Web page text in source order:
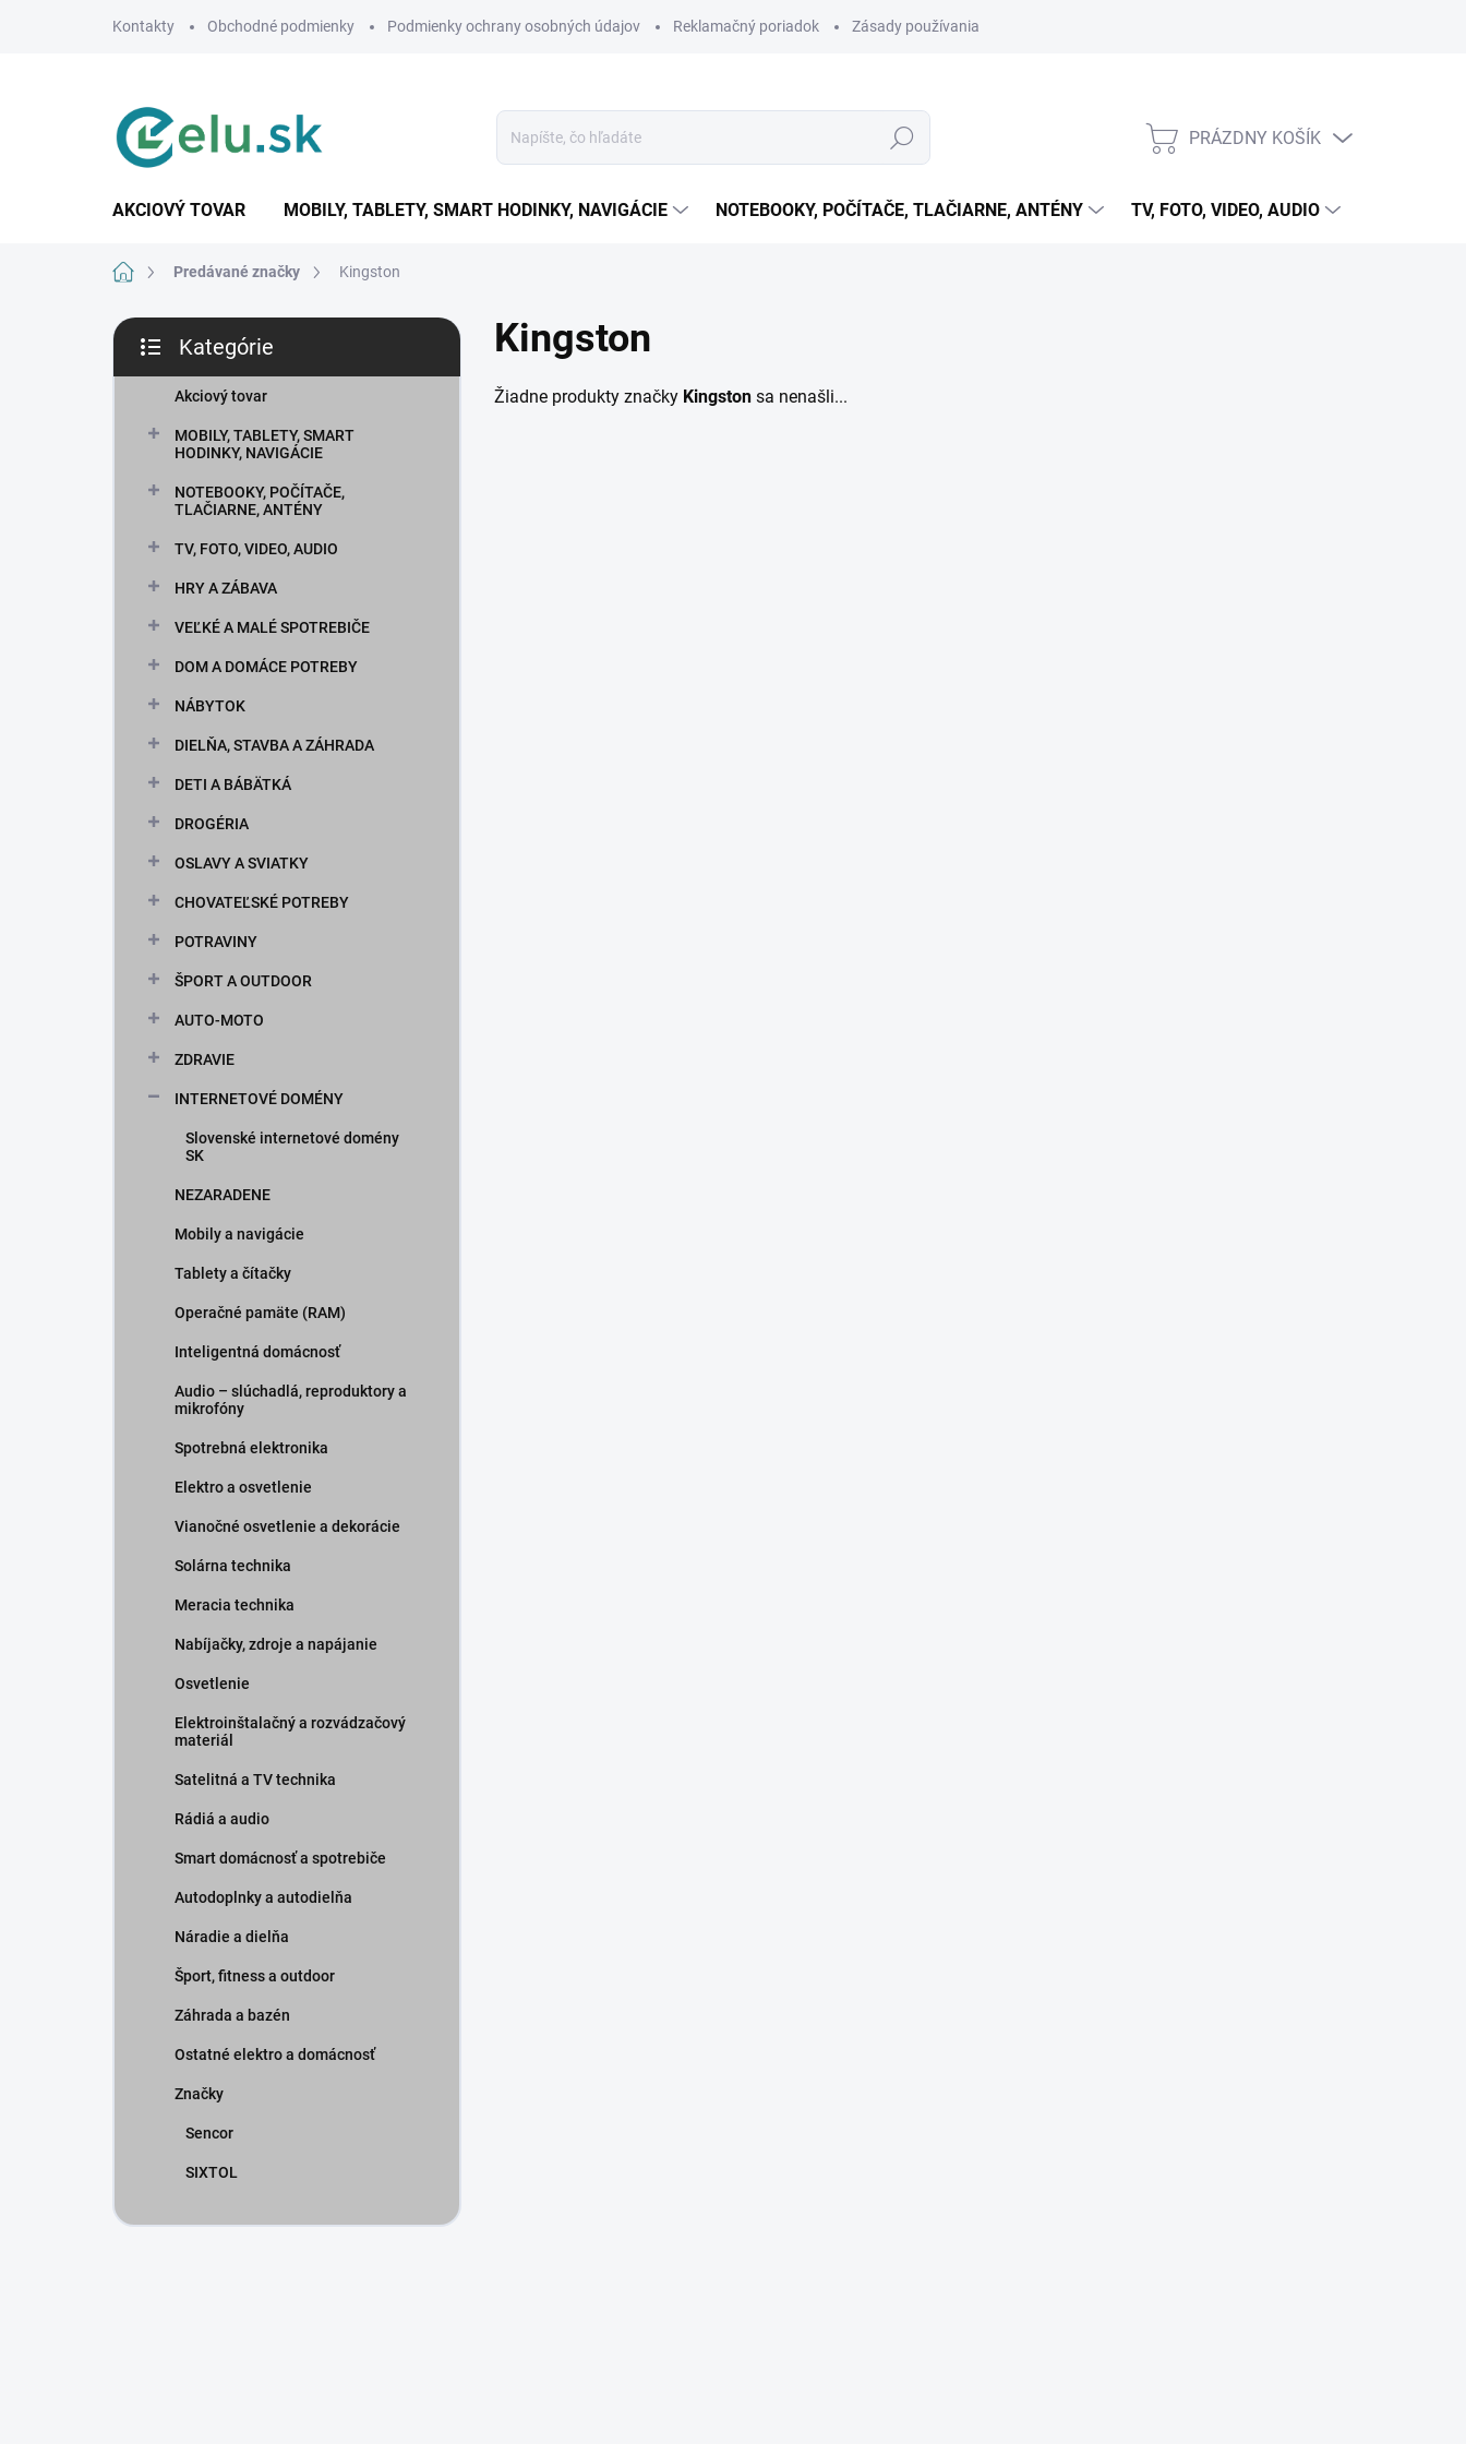
Kontakty Obchodné podmienky Podmienky ochrany osobných údajov Reklamačný poriadok Zásady používania cookies
Hľadať
NÁKUPNÝ
PRÁZDNY KOŠÍK
AKCIOVÝ TOVAR MOBILY, TABLETY, SMART HODINKY, NAVIGÁCIE NOTEBOOKY, POČÍTAČE, TLAČIARNE, ANTÉNY TV, FOTO, VIDEO, AUDIO
DomovPredávané značky Kingston
B
č
kategórie
Kategórie
Akciový tovar
MOBILY, TABLETY, SMART
HODINKY, NAVIGÁCIE
NOTEBOOKY, POČÍTAČE,
TLAČIARNE, ANTÉNY
TV, FOTO, VIDEO, AUDIO
HRY A ZÁBAVA
VEĽKÉ A MALÉ SPOTREBIČE
DOM A DOMÁCE POTREBY
NÁBYTOK
DIELŇA, STAVBA A ZÁHRADA
DETI A BÁBÄTKÁ
DROGÉRIA
OSLAVY A SVIATKY
CHOVATEĽSKÉ POTREBY
POTRAVINY
ŠPORT A OUTDOOR
AUTO-MOTO
ZDRAVIE
INTERNETOVÉ DOMÉNY
Slovenské internetové domény
SK
NEZARADENE
Mobily a navigácie
Tablety a čítačky
Operačné pamäte (RAM)
Inteligentná domácnosť
Audio – slúchadlá, reproduktory a
mikrofóny
Spotrebná elektronika
Elektro a osvetlenie
Vianočné osvetlenie a dekorácie
Solárna technika
Meracia technika
Nabíjačky, zdroje a napájanie
Osvetlenie
Elektroinštalačný a rozvádzačový
materiál
Satelitná a TV technika
Rádiá a audio
Smart domácnosť a spotrebiče
Autodoplnky a autodielňa
Náradie a dielňa
Šport, fitness a outdoor
Záhrada a bazén
Ostatné elektro a domácnosť
Značky
Sencor
SIXTOL
Kingston
Žiadne produkty značky Kingston sa nenašli...